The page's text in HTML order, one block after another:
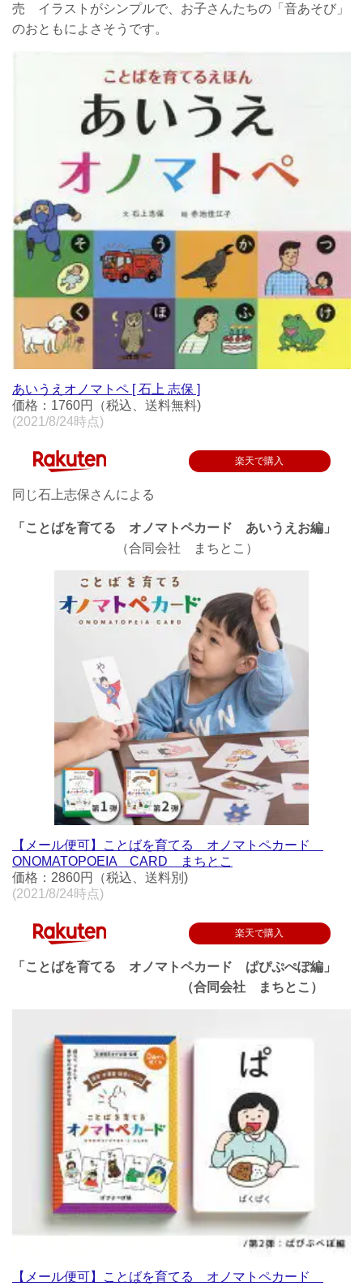
売 イラストがシンプルで、お子さんたちの「音あそび」
のおともによさそうです。
あいうえオノマトペ [ 石上 志保 ]
価格：1760円（税込、送料無料)
(2021/8/24時点)
楽天で購入
同じ石上志保さんによる
「ことばを育てる オノマトペカード あいうえお編」
（合同会社 まちとこ）
【メール便可】ことばを育てる オノマトペカード
ONOMATOPOEIA CARD まちとこ
価格：2860円（税込、送料別)
(2021/8/24時点)
楽天で購入
「ことばを育てる オノマトペカード ぱぴぷぺぽ編」
（合同会社 まちとこ）
【メール便可】ことばを育てる オノマトペカード